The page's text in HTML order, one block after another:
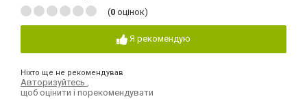
(0 оцінок)
Я рекомендую
Ніхто ще не рекомендував
Авторизуйтесь ,
щоб оцінити і порекомендувати